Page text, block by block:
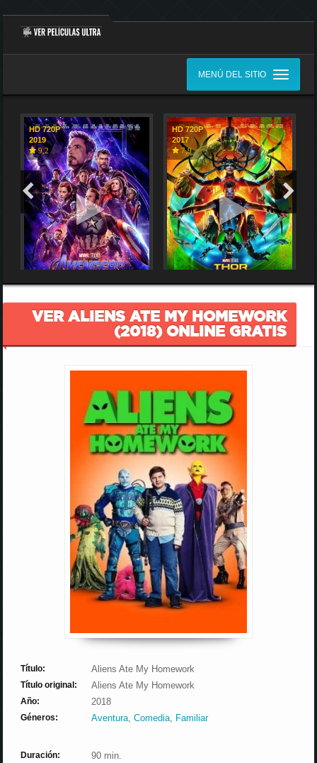
MENÚ DEL SITIO
HD 720P
2019
9,2
HD 720P
2017
7,9
VER ALIENS ATE MY HOMEWORK
(2018) ONLINE GRATIS
Título: Aliens Ate My Homework
Título original: Aliens Ate My Homework
Año: 2018
Géneros: Aventura,Comedia, Familiar
Duración: 90 min.